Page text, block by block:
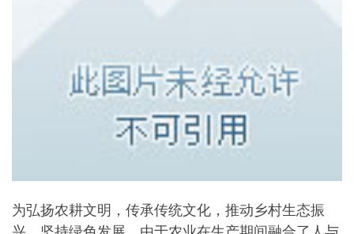
为弘扬农耕文明，传承传统文化，推动乡村生态振